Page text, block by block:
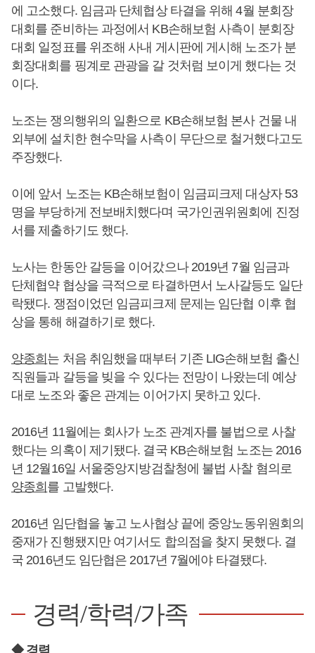
에 고소했다. 임금과 단체협상 타결을 위해 4월 분회장
대회를 준비하는 과정에서 KB손해보험 사측이 분회장
대회 일정표를 위조해 사내 게시판에 게시해 노조가 분
회장대회를 핑계로 관광을 갈 것처럼 보이게 했다는 것
이다.
노조는 쟁의행위의 일환으로 KB손해보험 본사 건물 내
외부에 설치한 현수막을 사측이 무단으로 철거했다고도
주장했다.
이에 앞서 노조는 KB손해보험이 임금피크제 대상자 53
명을 부당하게 전보배치했다며 국가인권위원회에 진정
서를 제출하기도 했다.
노사는 한동안 갈등을 이어갔으나 2019년 7월 임금과
단체협약 협상을 극적으로 타결하면서 노사갈등도 일단
락됐다. 쟁점이었던 임금피크제 문제는 임단협 이후 협
상을 통해 해결하기로 했다.
양종희는 처음 취임했을 때부터 기존 LIG손해보험 출신
직원들과 갈등을 빚을 수 있다는 전망이 나왔는데 예상
대로 노조와 좋은 관계는 이어가지 못하고 있다.
2016년 11월에는 회사가 노조 관계자를 불법으로 사찰
했다는 의혹이 제기됐다. 결국 KB손해보험 노조는 2016
년 12월16일 서울중앙지방검찰청에 불법 사찰 혐의로
양종희를 고발했다.
2016년 임단협을 놓고 노사협상 끝에 중앙노동위원회의
중재가 진행됐지만 여기서도 합의점을 찾지 못했다. 결
국 2016년도 임단협은 2017년 7월에야 타결됐다.
경력/학력/가족
◆ 경력